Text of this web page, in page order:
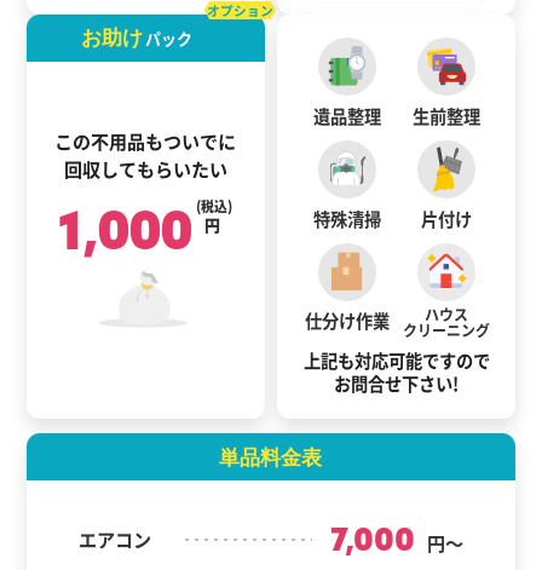
お助けパック
この不用品もついでに
回収してもらいたい
オプション
1,000 円
(税込)
遺品整理 生前整理
特殊清掃 片付け
仕分け作業 ハウス
クリーニング
上記も対応可能ですので
お問合せ下さい!
単品料金表
エアコン 7,000 円～